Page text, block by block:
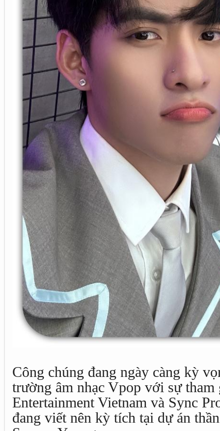
Công chúng đang ngày càng kỳ
trường âm nhạc Vpop với sự tham
Entertainment Vietnam và Sync
đang viết nên kỳ tích tại dự án